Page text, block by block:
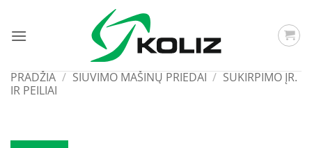
content
PRADŽIA / SIUVIMO MAŠINŲ PRIEDAI / SUKIRPIMO ĮR.
IR PEILIAI